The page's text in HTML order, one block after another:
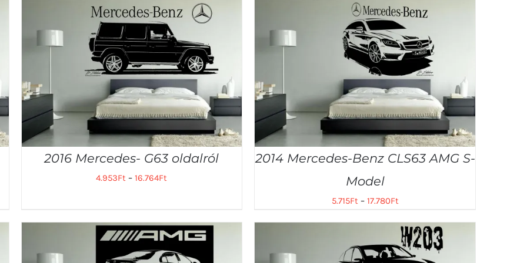
2016 Mercedes- G63 oldalról
4.953Ft –16.764Ft
2014 Mercedes-Benz CLS63 AMG S-
Model
5.715Ft– 17.780Ft